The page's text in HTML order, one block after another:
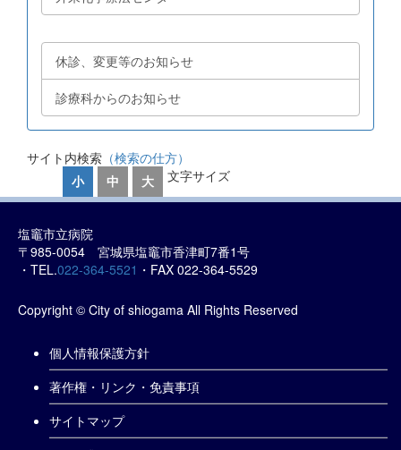
休診、変更等のお知らせ
診療科からのお知らせ
サイト内検索 （検索の仕方）
小 中 大 文字サイズ
塩竈市立病院
〒985-0054 宮城県塩竈市香津町7番1号
・TEL.022-364-5521 ・FAX 022-364-5529
Copyright © City of shiogama All Rights Reserved
個人情報保護方針
著作権・リンク・免責事項
サイトマップ